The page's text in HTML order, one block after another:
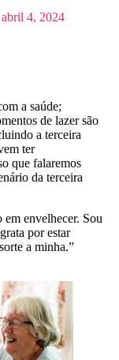
abril 4, 2024
a saúde;
de lazer são
a terceira
ter
que falaremos
da terceira
em envelhecer. Sou
por estar
a minha.”